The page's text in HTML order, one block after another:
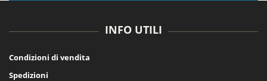
INFO UTILI
Condizioni di vendita
Spedizioni